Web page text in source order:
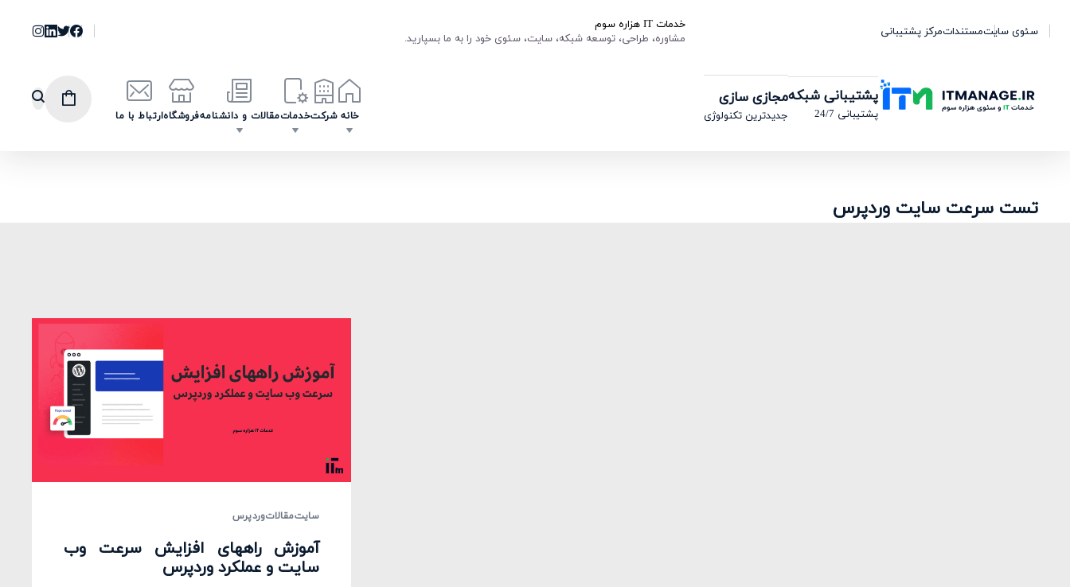
خدمات IT هزاره سوم
مشاوره، طراحی، توسعه شبکه، سایت، سئوی خود را به ما بسپارید.
سئوی سایتمستنداتمرکز پشتیبانی
خانه شرکتخدماتمقالات و دانشنامهفروشگاهارتباط با ما
پشتیبانی شبکه
پشتیبانی 24/7
مجازی سازی
جدیدترین تکنولوژی
تست سرعت سایت وردپرس
سایتمقالاتوردپرس
آموزش راههای افزایش سرعت وب
سایت و عملکرد وردپرس